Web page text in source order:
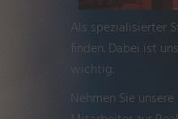
Als spezialisierter
finden. Dabei ist
wichtig.
Nehmen Sie